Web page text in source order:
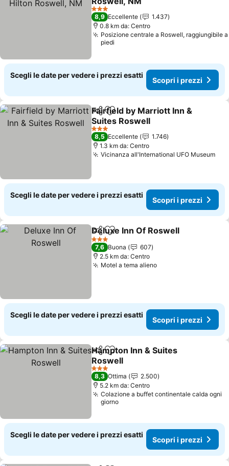
Scopri i prezzi
3 Stelle
8,9 Eccellente
1.437
0.8 km da: Centro
Posizione centrale a Roswell, raggiungibile a
piedi
Scegli le date per vedere i prezzi esatti
Scopri i prezzi
CondividiAggiungi ai preferiti
Fairfield by Marriott Inn &
Suites Roswell
Scopri i prezzi
3 Stelle
8,5 Eccellente
1.746
1.3 km da: Centro
Vicinanza all'International UFO Museum
Scegli le date per vedere i prezzi esatti
Scopri i prezzi
CondividiAggiungi ai preferiti
Deluxe Inn Of Roswell
3 Stelle
7,6 Buona
607
2.5 km da: Centro
Motel a tema alienoScopri i prezzi
Scegli le date per vedere i prezzi esatti
Scopri i prezzi
CondividiAggiungi ai preferiti
Hampton Inn & Suites
Roswell
Scopri i prezzi
3 Stelle
8,3 Ottima
2.500
5.2 km da: Centro
Colazione a buffet continentale calda ogni
giorno
Scegli le date per vedere i prezzi esatti
Scopri i prezzi